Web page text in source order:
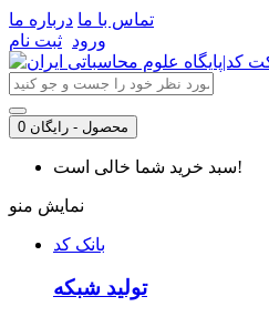
تماس با ما درباره ما
ورود ثبت نام
0 محصول - رایگان
سبد خرید شما خالی است!
نمایش منو
بانک کد
تولید شبکه